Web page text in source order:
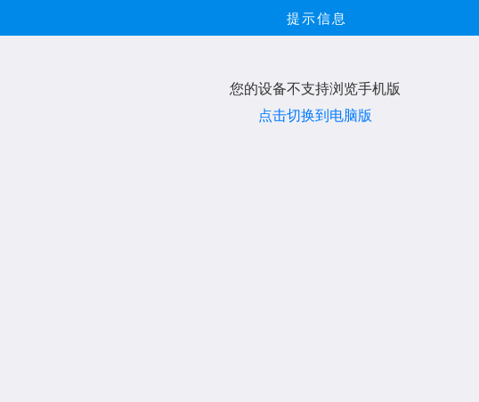
提示信息
您的设备不支持浏览手机版
点击切换到电脑版